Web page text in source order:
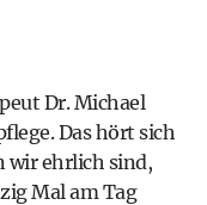
Dr. Michael
Das hört sich
wir ehrlich sind,
Mal am Tag